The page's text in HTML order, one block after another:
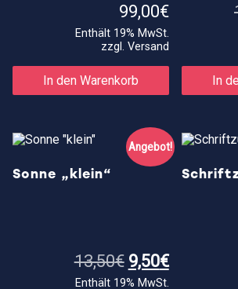
99,00€
Enthält 19% MwSt.
zzgl. Versand
In den Warenkorb In
Angebot!
Sonne „klein“
13,50€ Ursprünglicher
Preis
9,50€Aktueller
Preis
Enthält 19% MwSt.